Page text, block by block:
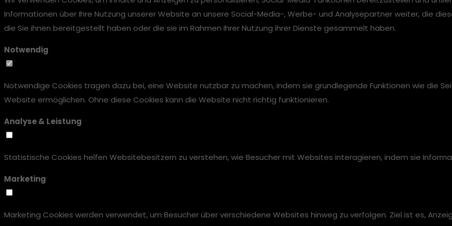
Informationen über Ihre Nutzung unserer Website an unsere Social-Media-, Werbe- und Analysepartner weiter, die
die Sie ihnen bereitgestellt haben oder die sie im Rahmen Ihrer Nutzung ihrer Dienste gesammelt haben.
Notwendig
Notwendige Cookies tragen dazu bei, eine Website nutzbar zu machen, indem sie grundlegende Funktionen wie die
Website ermöglichen. Ohne diese Cookies kann die Website nicht richtig funktionieren.
Analyse & Leistung
Statistische Cookies helfen Websitebesitzern zu verstehen, wie Besucher mit Websites interagieren, indem sie
Marketing
Marketing Cookies werden verwendet, um Besucher über verschiedene Websites hinweg zu verfolgen. Ziel ist es,